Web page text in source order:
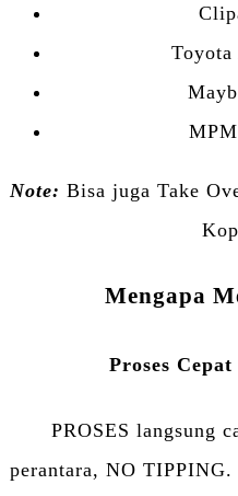
Toyota
Note: Bisa juga Take
Mengapa
Proses
PROSES langsung
perantara, NO TIPPING.